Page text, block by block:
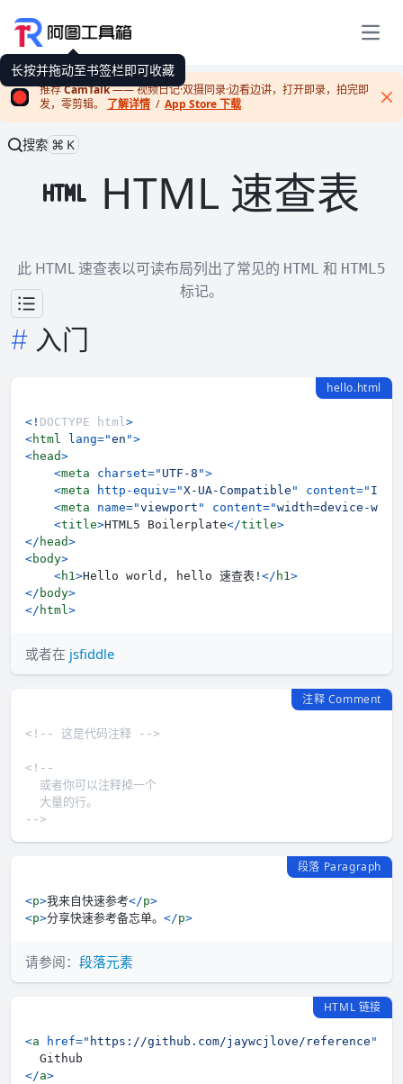
展开
长按并拖动至书签栏即可收藏
推荐CamTalk—— 视频日记·双摄同录·边看边讲，打开即录，拍完即
发，零剪辑。 了解详情 / App Store 下载
搜索 ⌘K
HTML 速查表
此 HTML 速查表以可读布局列出了常见的 HTML 和 HTML5
标记。
入门
hello.html
<! DOCTYPE html >
<html lang="en ">
<head>
<meta charset=" UTF-8 ">
<meta http-equiv="X-UA-Compatible " content="
<meta name="viewport " content="width=device-
<title>HTML5 Boilerplate</title>
</ head>
<body>
<h1 >Hello world, hello 速查表! </ h1 >
</ body>
</ html >
或者在 jsfiddle
注释 Comment
<!-- 这是代码注释 -->
-->
段落 Paragraph
<p>我来自快速参考</p>
<p>分享快速参考备忘单。 </p>
请参阅： 段落元素
HTML 链接
<a href=" https://github.com/jaywcjlove/reference "
</a>